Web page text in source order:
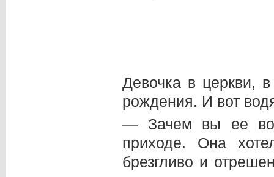
Девочка в церкви,
рождения. И вот
— Зачем вы ее
приходе. Она
брезгливо и